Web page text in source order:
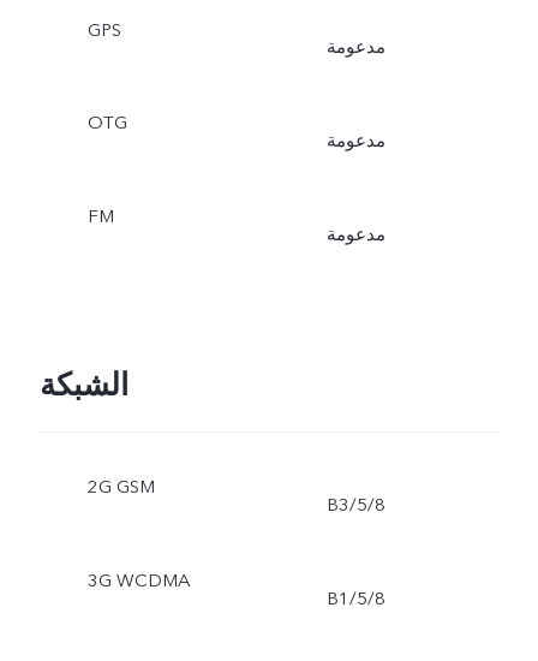
GPS
مدعومة
OTG
مدعومة
FM
مدعومة
الشبكة
2G GSM
B3/5/8
3G WCDMA
B1/5/8